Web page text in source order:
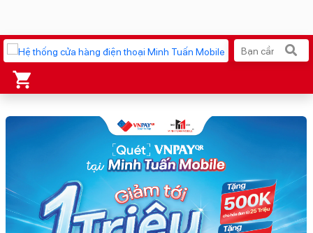
iPhone 17 Pro Max MacBook Neo giá tốt
AirTag 2 Mới Galaxy Z8 Series
AirPods 4 OPPO Reno16
Apple Watch S11 Ốp lưng Pitaka